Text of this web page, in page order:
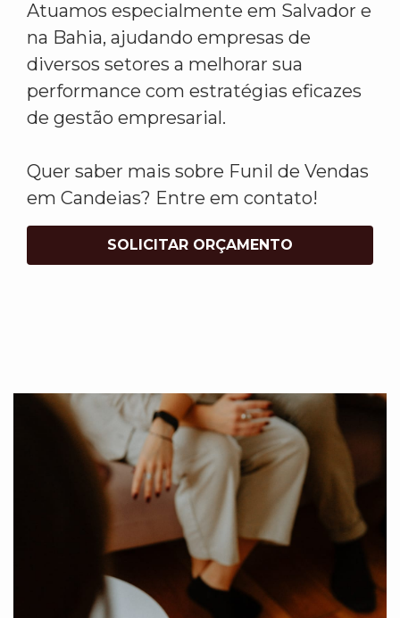
Atuamos especialmente em Salvador e
na Bahia, ajudando empresas de
diversos setores a melhorar sua
performance com estratégias eficazes
de gestão empresarial.
Quer saber mais sobre Funil de Vendas
em Candeias? Entre em contato!
SOLICITAR ORÇAMENTO